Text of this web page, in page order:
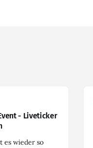
- Liveticker
es wieder so